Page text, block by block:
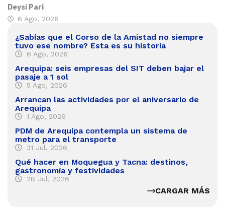
Deysi Pari
6 Ago, 2026
¿Sabías que el Corso de la Amistad no siempre
tuvo ese nombre? Esta es su historia
6 Ago, 2026
Arequipa: seis empresas del SIT deben bajar el
pasaje a 1 sol
5 Ago, 2026
Arrancan las actividades por el aniversario de
Arequipa
1 Ago, 2026
PDM de Arequipa contempla un sistema de
metro para el transporte
31 Jul, 2026
Qué hacer en Moquegua y Tacna: destinos,
gastronomía y festividades
28 Jul, 2026
CARGAR MÁS